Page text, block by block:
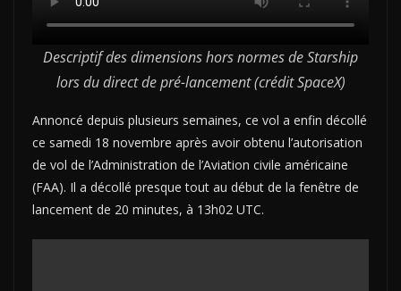
Descriptif des dimensions hors normes de Starship
lors du direct de pré-lancement (crédit SpaceX)
Annoncé depuis plusieurs semaines, ce vol a enfin décollé
ce samedi 18 novembre après avoir obtenu l’autorisation
de vol de l’Administration de l’Aviation civile américaine
(FAA). Il a décollé presque tout au début de la fenêtre de
lancement de 20 minutes, à 13h02 UTC.